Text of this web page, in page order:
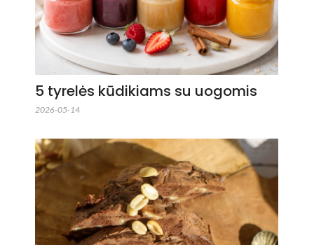
5 tyrelės kūdikiams su uogomis
2026-05-14